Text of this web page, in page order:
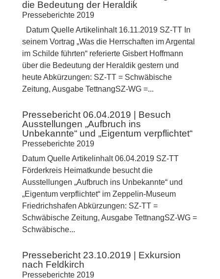
die Bedeutung der Heraldik
Presseberichte 2019
Datum Quelle Artikelinhalt 16.11.2019 SZ-TT In
seinem Vortrag „Was die Herrschaften im Argental
im Schilde führten“ referierte Gisbert Hoffmann
über die Bedeutung der Heraldik gestern und
heute Abkürzungen: SZ-TT = Schwäbische
Zeitung, Ausgabe TettnangSZ-WG =...
Pressebericht 06.04.2019 | Besuch
Ausstellungen „Aufbruch ins
Unbekannte“ und „Eigentum verpflichtet“
Presseberichte 2019
Datum Quelle Artikelinhalt 06.04.2019 SZ-TT
Förderkreis Heimatkunde besucht die
Ausstellungen „Aufbruch ins Unbekannte“ und
„Eigentum verpflichtet“ im Zeppelin-Museum
Friedrichshafen Abkürzungen: SZ-TT =
Schwäbische Zeitung, Ausgabe TettnangSZ-WG =
Schwäbische...
Pressebericht 23.10.2019 | Exkursion
nach Feldkirch
Presseberichte 2019